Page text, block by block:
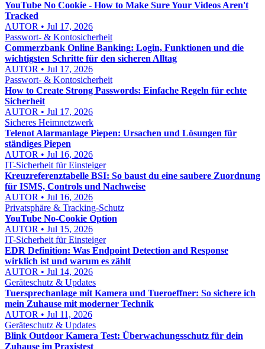
YouTube No Cookie - How to Make Sure Your Videos Aren't
Tracked
AUTOR • Jul 17, 2026
Passwort- & Kontosicherheit
Commerzbank Online Banking: Login, Funktionen und die
wichtigsten Schritte für den sicheren Alltag
AUTOR • Jul 17, 2026
Passwort- & Kontosicherheit
How to Create Strong Passwords: Einfache Regeln für echte
Sicherheit
AUTOR • Jul 17, 2026
Sicheres Heimnetzwerk
Telenot Alarmanlage Piepen: Ursachen und Lösungen für
ständiges Piepen
AUTOR • Jul 16, 2026
IT-Sicherheit für Einsteiger
Kreuzreferenztabelle BSI: So baust du eine saubere Zuordnung
für ISMS, Controls und Nachweise
AUTOR • Jul 16, 2026
Privatsphäre & Tracking-Schutz
YouTube No-Cookie Option
AUTOR • Jul 15, 2026
IT-Sicherheit für Einsteiger
EDR Definition: Was Endpoint Detection and Response
wirklich ist und warum es zählt
AUTOR • Jul 14, 2026
Geräteschutz & Updates
Tuersprechanlage mit Kamera und Tueroeffner: So sichere ich
mein Zuhause mit moderner Technik
AUTOR • Jul 11, 2026
Geräteschutz & Updates
Blink Outdoor Kamera Test: Überwachungsschutz für dein
Zuhause im Praxistest